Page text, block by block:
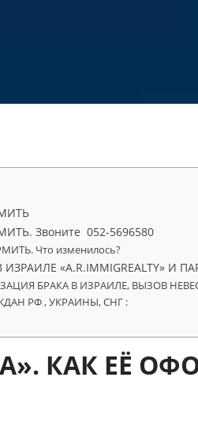
Звоните 052-5696580
Что изменилось?
«A.R.IMMIGREALTY» И
БРАКА В ИЗРАИЛЕ, ВЫЗОВ
РФ , УКРАИНЫ, СНГ :
КАК ЕЁ